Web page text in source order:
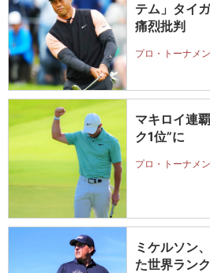
テム」タイ
痛烈批判
プロ・トーナメ
マキロイ連
ク1位”に
プロ・トーナメ
ミケルソン
た世界ラン